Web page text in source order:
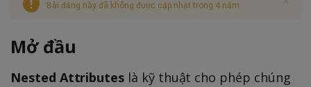
Bài đăng này đã không được cập nhật trong 4 năm
Mở đầu
Nested Attributes là kỹ thuật cho phép chúng